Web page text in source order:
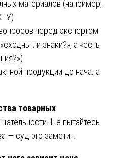
материалов (например,
перед экспертом
ли знаки?», а «есть
продукции до начала
товарных
Не пытайтесь
— суд это заметит.